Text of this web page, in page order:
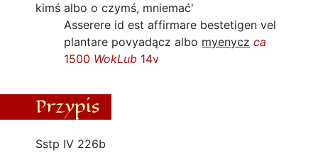
kimś albo o czymś, mniemać'
Asserere id est affirmare bestetigen vel
plantare povyadącz albo myenycz ca
1500 WokLub 14v
Przypis
Sstp IV 226b